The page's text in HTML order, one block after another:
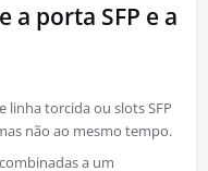
a porta SFP e a
linha torcida ou slots SFP
não ao mesmo tempo.
a um